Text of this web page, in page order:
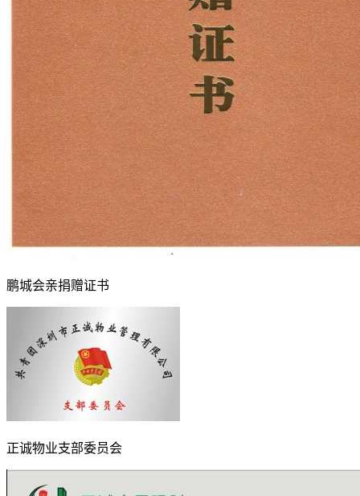
鹏城会亲捐赠证书
正诚物业支部委员会